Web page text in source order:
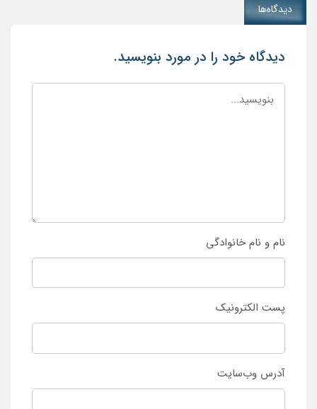
دیدگاه‌ها
دیدگاه خود را در مورد بنویسید.
نام و نام خانوادگی
پست الکترونیک
آدرس وب‌سایت